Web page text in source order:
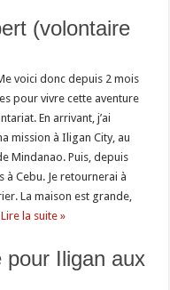
(volontaire
voici donc depuis 2 mois
pour vivre cette aventure
En arrivant, j’ai
mission à Iligan City, au
Mindanao. Puis, depuis
à Cebu. Je retournerai à
La maison est grande,
Lire la suite »
pour Iligan aux